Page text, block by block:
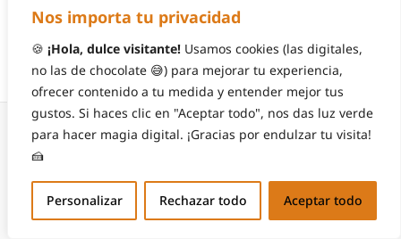
Nos importa tu privacidad
🍪 ¡Hola, dulce visitante! Usamos cookies (las digitales,
no las de chocolate 😅) para mejorar tu experiencia,
ofrecer contenido a tu medida y entender mejor tus
gustos. Si haces clic en "Aceptar todo", nos das luz verde
para hacer magia digital. ¡Gracias por endulzar tu visita!
🍰
Personalizar Rechazar todo Aceptar todo
© 2026 Cakery Rocks| Diseñado por:
Theme
Freesia| Funciona gracias a:WordPress